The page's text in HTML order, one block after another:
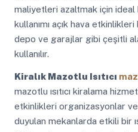
maliyetleri azaltmak için
kullanımı açık hava
depo ve garajlar gibi çeşitli
kullanılır.
Kiralık Mazotlu Isıtıcı
mazotlu ısıtıcı kiralama
etkinlikleri organizasyonlar
duyulan mekanlarda etkili bir